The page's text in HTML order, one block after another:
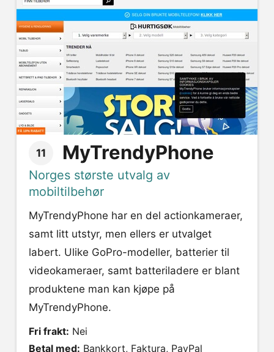
11 MyTrendyPhone
Norges største utvalg av
mobiltilbehør
MyTrendyPhone har en del actionkameraer,
samt litt utstyr, men ellers er utvalget
labert. Ulike GoPro-modeller, batterier til
videokameraer, samt batteriladere er blant
produktene man kan kjøpe på
MyTrendyPhone.
Fri frakt: Nei
Betal med: Bankkort, Faktura, PayPal